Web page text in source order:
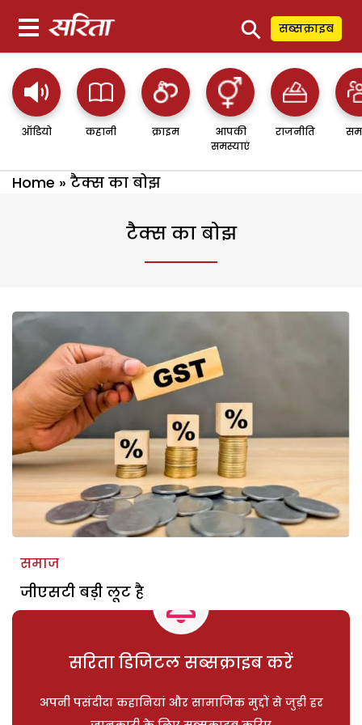
⚲ सब्सक्राइब
ऑडियो कहानी क्राइम
आपकी
समस्याएं
राजनीति
Home » टैक्स का बोझ
टैक्स का बोझ
समाज
जीएसटी बड़ी लूट है
सरिता डिजिटल सब्सक्राइब करें
अपनी पसंदीदा कहानियां और सामाजिक मुद्दों से जुड़ी हर